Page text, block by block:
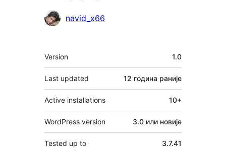
Сараднициnavid_x66
Мета
Version 1.0
Last updated 12 година раније
Active installations 10+
WordPress version 3.0 или новије
Tested up to 3.7.41